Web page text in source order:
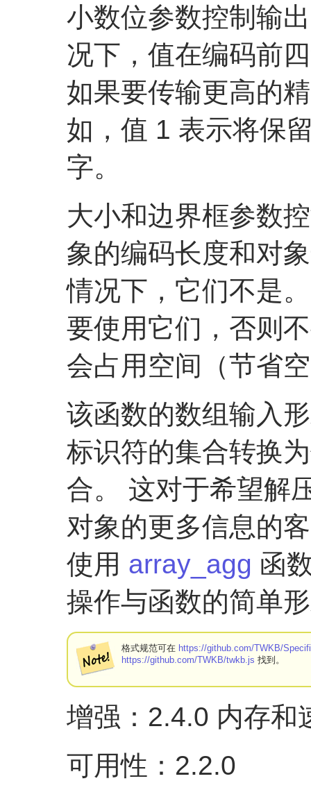
小数位参数控制输
况下，值在编码前
如果要传输更高的
如，值 1 表示将保
字。
大小和边界框参数
象的编码长度和对
情况下，它们不是
要使用它们，否则
会占用空间（节省
该函数的数组输入
标识符的集合转换
合。 这对于希望解
对象的更多信息的
使用 array_agg 函
操作与函数的简单
格式规范可在 https://github.com/TWKB/
https://github.com/TWKB/twkb.js 找到。
增强：2.4.0 内存和
可用性：2.2.0